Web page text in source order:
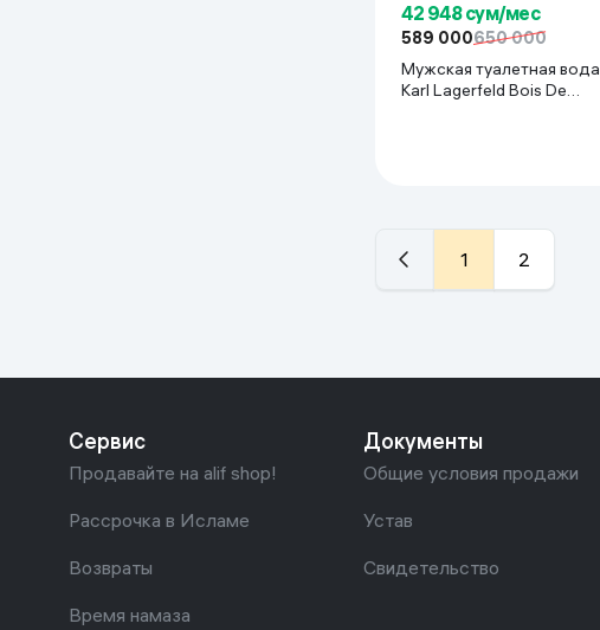
42 948 сум/мес
589 000650 000
Мужская туалетная вода
Karl Lagerfeld Bois De
1 2
Сервис
Продавайте на alif shop!
Рассрочка в Исламе
Возвраты
Время намаза
Документы
Общие условия продажи
Устав
Свидетельство